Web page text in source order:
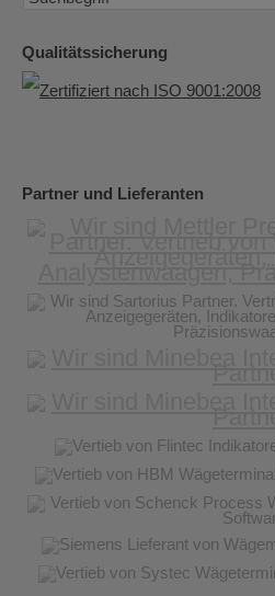
Qualitätssicherung
Partner und Lieferanten